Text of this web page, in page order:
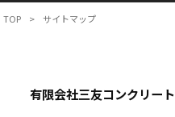
TOP > サイトマップ
有限会社三友コンクリート